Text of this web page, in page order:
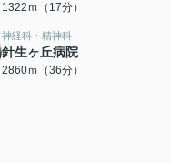
1322ｍ（17分）
神経科・精神科
針生ヶ丘病院
2860ｍ（36分）